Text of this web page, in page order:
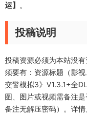
运】 。
投稿说明
投稿资源必须为本站没
须要有：资源标题（影
交警模拟3》V1.3.1+全
图、图片或视频需备注
备注无解压密码）。详情